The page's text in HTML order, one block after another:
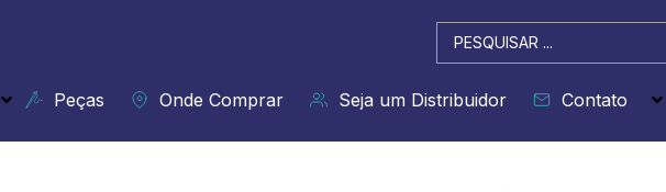
Pesquisar
...
Peças Onde Comprar Seja um Distribuidor Contato